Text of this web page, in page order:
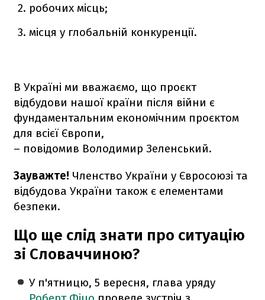
робочих місць;
місця у глобальній конкуренції.
В Україні ми вважаємо, що проєкт
відбудови нашої країни після війни є
фундаментальним економічним проєктом
для всієї Європи,
– повідомив Володимир Зеленський.
Зауважте! Членство України у Євросоюзі та
відбудова України також є елементами
безпеки.
Що ще слід знати про ситуацію
зі Словаччиною?
У п'ятницю, 5 вересня, глава уряду